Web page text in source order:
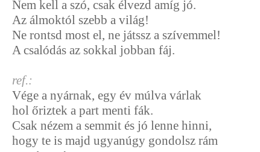
Nem kell a szó, csak élvezd amíg jó.
Az álmoktól szebb a világ!
Ne rontsd most el, ne játssz a szívemmel!
A csalódás az sokkal jobban fáj.
ref.:
Vége a nyárnak, egy év múlva várlak
hol őriztek a part menti fák.
Csak nézem a semmit és jó lenne hinni,
hogy te is majd ugyanúgy gondolsz rám